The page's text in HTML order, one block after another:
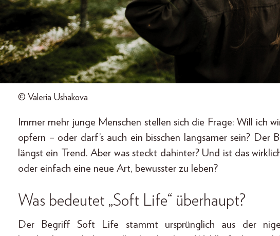
© Valeria Ushakova
Immer mehr junge Menschen stellen sich die Frage: Will ich
opfern – oder darf’s auch ein bisschen langsamer sein? Der
längst ein Trend. Aber was steckt dahinter? Und ist das
oder einfach eine neue Art, bewusster zu leben?
Was bedeutet „Soft Life“ überhaupt?
Der Begriff Soft Life stammt ursprünglich aus der